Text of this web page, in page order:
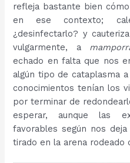
refleja bastante bien
en ese contexto;
¿desinfectarlo? y
vulgarmente, a
echado en falta que nos
algún tipo de cataplasma
conocimientos tenían los
por terminar de
esperar, aunque las
favorables según nos
tirado en la arena rodeado